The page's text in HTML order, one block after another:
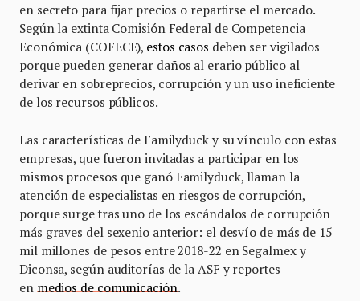
en secreto para fijar precios o repartirse el mercado.
Según la extinta Comisión Federal de Competencia
Económica (COFECE), estos casos deben ser vigilados
porque pueden generar daños al erario público al
derivar en sobreprecios, corrupción y un uso ineficiente
de los recursos públicos.
Las características de Familyduck y su vínculo con estas
empresas, que fueron invitadas a participar en los
mismos procesos que ganó Familyduck, llaman la
atención de especialistas en riesgos de corrupción,
porque surge tras uno de los escándalos de corrupción
más graves del sexenio anterior: el desvío de más de 15
mil millones de pesos entre 2018-22 en Segalmex y
Diconsa, según auditorías de la ASF y reportes
en medios de comunicación.